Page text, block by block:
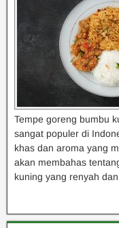
Tempe goreng bumbu
sangat populer di
khas dan aroma yang
akan membahas
kuning yang renyah